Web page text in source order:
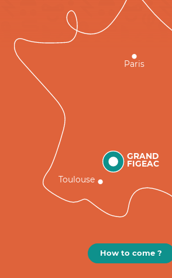
GRAND
FIGEAC
Toulouse
Paris
How to come ?